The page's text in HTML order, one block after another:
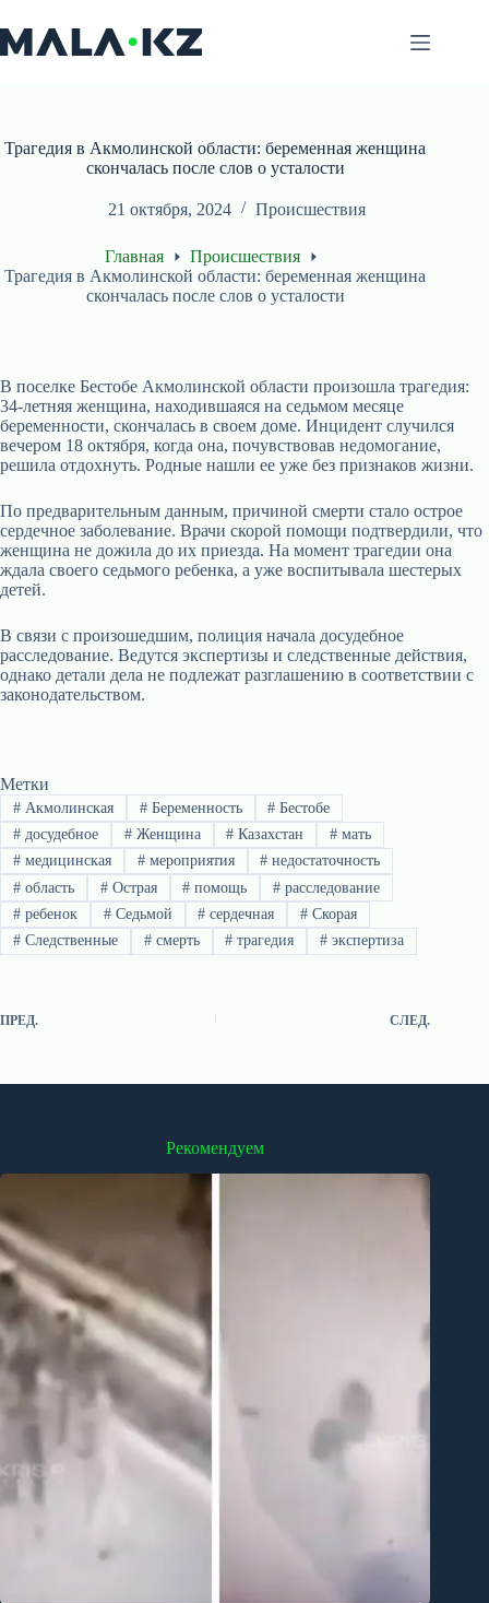
к
сути
Трагедия в Акмолинской области: беременная женщина
скончалась после слов о усталости
21 октября, 2024 Происшествия
Главная
Происшествия
Трагедия в Акмолинской области: беременная женщина
скончалась после слов о усталости
В поселке Бестобе Акмолинской области произошла трагедия:
34-летняя женщина, находившаяся на седьмом месяце
беременности, скончалась в своем доме. Инцидент случился
вечером 18 октября, когда она, почувствовав недомогание,
решила отдохнуть. Родные нашли ее уже без признаков жизни.
По предварительным данным, причиной смерти стало острое
сердечное заболевание. Врачи скорой помощи подтвердили, что
женщина не дожила до их приезда. На момент трагедии она
ждала своего седьмого ребенка, а уже воспитывала шестерых
детей.
В связи с произошедшим, полиция начала досудебное
расследование. Ведутся экспертизы и следственные действия,
однако детали дела не подлежат разглашению в соответствии с
законодательством.
Метки
#Акмолинская #Беременность # Бестобе
#досудебное #Женщина # Казахстан # мать
#медицинская #мероприятия # недостаточность
#область #Острая # помощь # расследование
#ребенок #Седьмой # сердечная # Скорая
#Следственные #смерть # трагедия # экспертиза
ПРЕД. СЛЕД.
Рекомендуем